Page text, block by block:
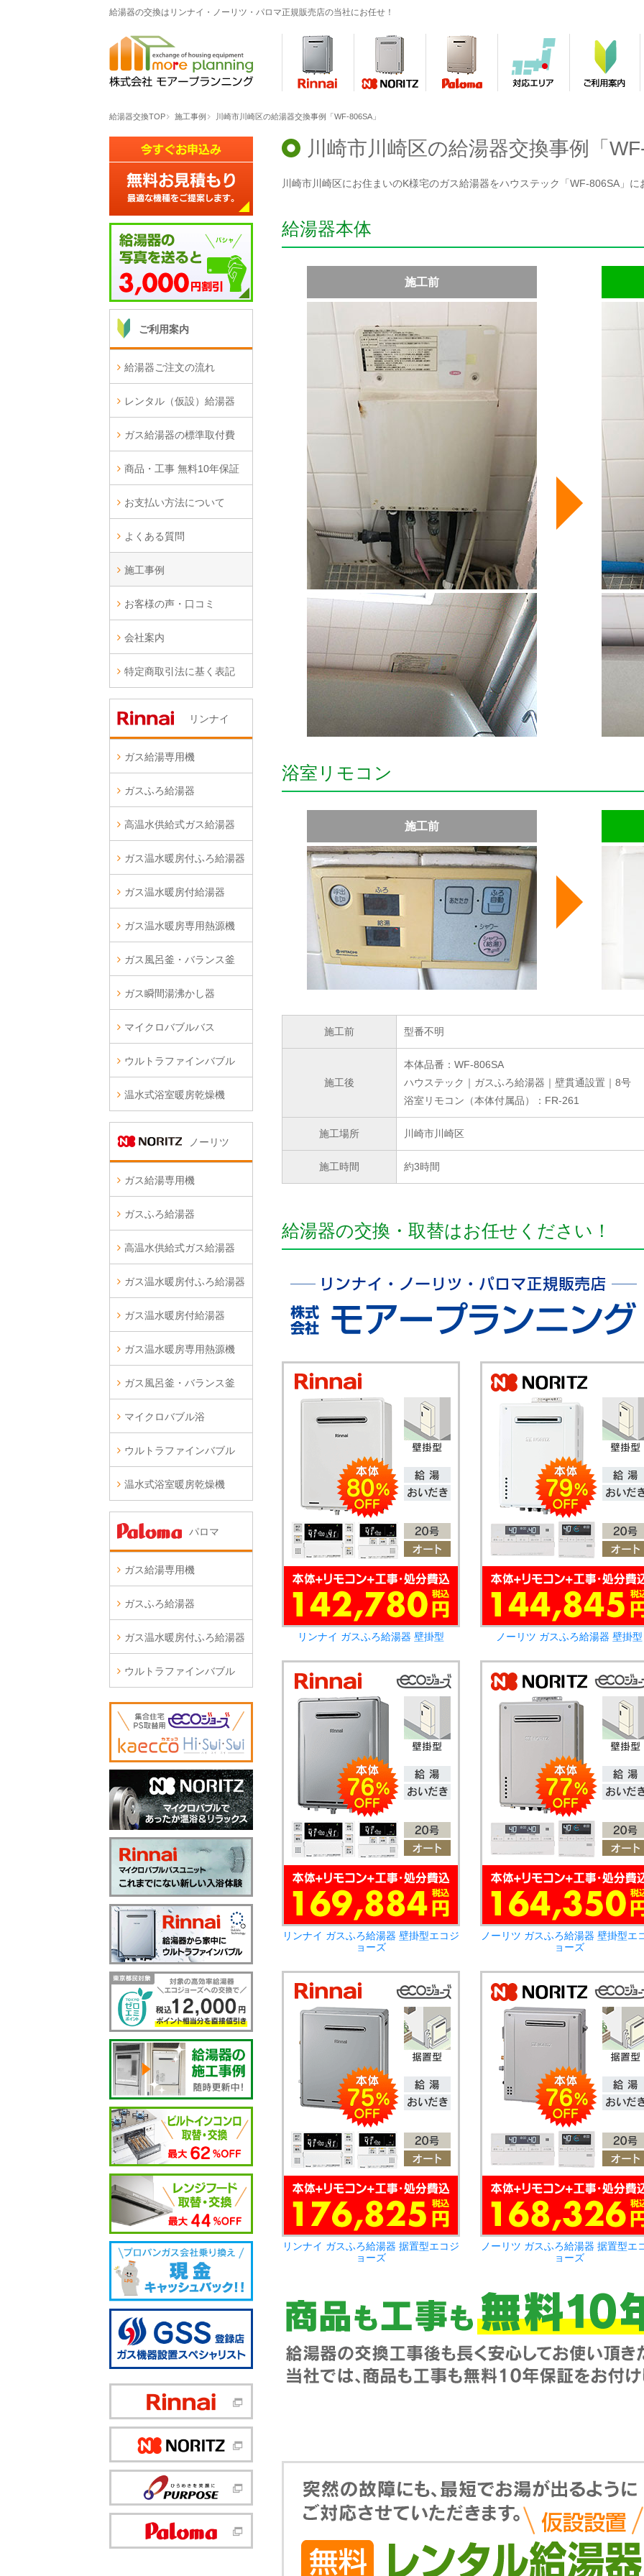
給湯器の交換はリンナイ・ノーリツ・パロマ正規販売店の当社にお任せ！
給湯器交換TOP 施工事例 川崎市川崎区の給湯器交換事例「WF-806SA」
川崎市川崎区の給湯器交換事例「
川崎市川崎区にお住まいのK様宅のガス給湯器をハウステック「WF-806SA」
給湯器本体
施工前
浴室リモコン
施工前
施工前 型番不明
施工後
本体品番：WF-806SA
ハウステック｜ガスふろ給湯器｜壁貫通設置｜8号
浴室リモコン（本体付属品）：FR-261
施工場所 川崎市川崎区
施工時間 約3時間
給湯器の交換・取替はお任せください！
リンナイ ガスふろ給湯器 壁掛型 ノーリツ ガスふろ給湯器 壁掛型
リンナイ ガスふろ給湯器 壁掛型エコジ
ョーズ
ノーリツ ガスふろ給湯器 壁掛型エ
ョーズ
リンナイ ガスふろ給湯器 据置型エコジ
ョーズ
ノーリツ ガスふろ給湯器 据置型エ
ョーズ
ご利用案内
給湯器ご注文の流れ
レンタル（仮設）給湯器
ガス給湯器の標準取付費
商品・工事 無料10年保証
お支払い方法について
よくある質問
施工事例
お客様の声・口コミ
会社案内
特定商取引法に基く表記
リンナイ
ガス給湯専用機
ガスふろ給湯器
高温水供給式ガス給湯器
ガス温水暖房付ふろ給湯器
ガス温水暖房付給湯器
ガス温水暖房専用熱源機
ガス風呂釜・バランス釜
ガス瞬間湯沸かし器
マイクロバブルバス
ウルトラファインバブル
温水式浴室暖房乾燥機
ノーリツ
ガス給湯専用機
ガスふろ給湯器
高温水供給式ガス給湯器
ガス温水暖房付ふろ給湯器
ガス温水暖房付給湯器
ガス温水暖房専用熱源機
ガス風呂釜・バランス釜
マイクロバブル浴
ウルトラファインバブル
温水式浴室暖房乾燥機
パロマ
ガス給湯専用機
ガスふろ給湯器
ガス温水暖房付ふろ給湯器
ウルトラファインバブル